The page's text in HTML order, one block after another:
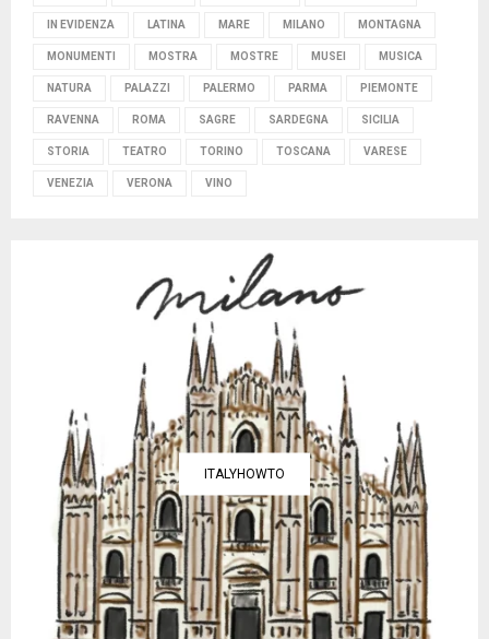
IN EVIDENZA LATINA MARE MILANO MONTAGNA
MONUMENTI MOSTRA MOSTRE MUSEI MUSICA
NATURA PALAZZI PALERMO PARMA PIEMONTE
RAVENNA ROMA SAGRE SARDEGNA SICILIA
STORIA TEATRO TORINO TOSCANA VARESE
VENEZIA VERONA VINO
ITALYHOWTO